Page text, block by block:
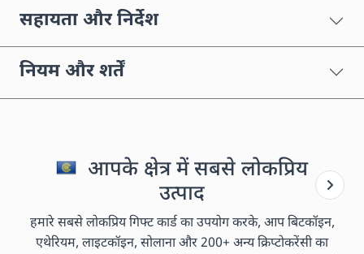
सहायता और निर्देश
नियम और शर्तें
आपके क्षेत्र में सबसे लोकप्रिय
उत्पाद
हमारे सबसे लोकप्रिय गिफ्ट कार्ड का उपयोग करके, आप बिटकॉइन,
एथेरियम, लाइटकॉइन, सोलाना और 200+ अन्य क्रिप्टोकरेंसी का